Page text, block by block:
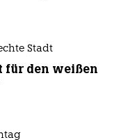
Stadt
für den weißen